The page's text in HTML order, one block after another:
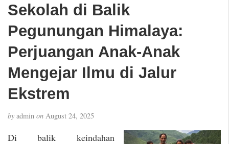
Sekolah di Balik
Pegunungan Himalaya:
Perjuangan Anak-Anak
Mengejar Ilmu di Jalur
Ekstrem
by admin on August 24, 2025
Di balik keindahan